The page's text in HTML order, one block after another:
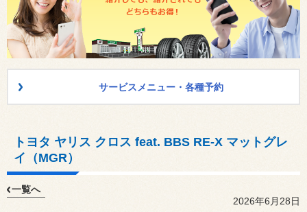
サービスメニュー・各種予約
トヨタ ヤリス クロス feat. BBS RE-X マットグレ
イ（MGR）
一覧へ
2026年6月28日